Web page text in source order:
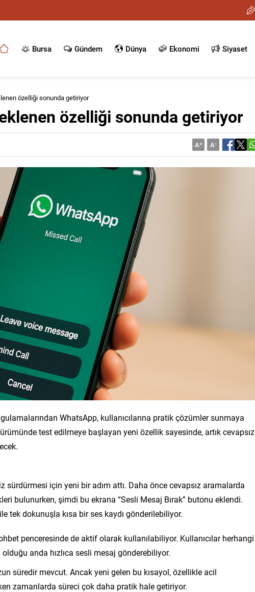
Bursa Gündem Dünya Ekonomi Siyaset
özelliği sonunda getiriyor
özelliği sonunda getiriyor
A+ A-
WhatsApp, kullanıcılarına pratik çözümler sunmaya
test edilmeye başlayan yeni özellik sayesinde, artık cevapsız
sürdürmesi için yeni bir adım attı. Daha önce cevapsız aramalarda
bulunurken, şimdi bu ekrana “Sesli Mesaj Bırak” butonu eklendi.
tek dokunuşla kısa bir ses kaydı gönderilebiliyor.
penceresinde de aktif olarak kullanılabiliyor. Kullanıcılar herhangi
anda hızlıca sesli mesaj gönderebiliyor.
süredir mevcut. Ancak yeni gelen bu kısayol, özellikle acil
zamanlarda süreci çok daha pratik hale getiriyor.